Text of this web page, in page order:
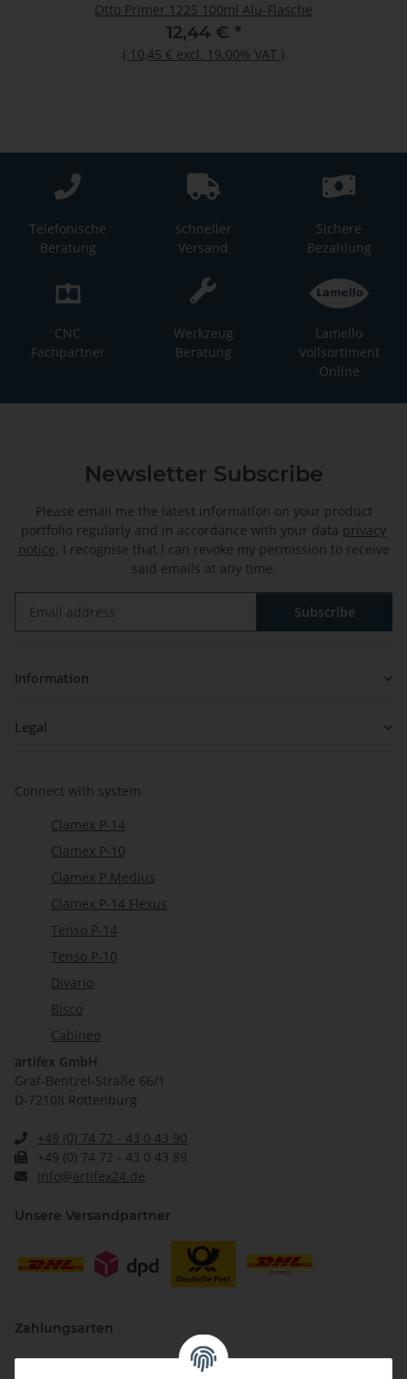
Otto Primer 1225 100ml Alu-Flasche
12,44 € *
( 10,45 € excl. 19.00% VAT )
Telefonische
Beratung
schneller
Versand
Sichere
Bezahlung
CNC
Fachpartner
Werkzeug
Beratung
Lamello
Vollsortiment
Online
Newsletter Subscribe
Please email me the latest information on your product
portfolio regularly and in accordance with your data privacy
notice. I recognise that I can revoke my permission to receive
said emails at any time.
Subscribe
Information
Legal
Connect with system
Clamex P-14
Clamex P-10
Clamex P Medius
Clamex P-14 Flexus
Tenso P-14
Tenso P-10
Divario
Bisco
Cabineo
artifex GmbH
Graf-Bentzel-Straße 66/1
D-72108 Rottenburg
+49 (0) 74 72 - 43 0 43 90
+49 (0) 74 72 - 43 0 43 89
info@artifex24.de
Unsere Versandpartner
Zahlungsarten